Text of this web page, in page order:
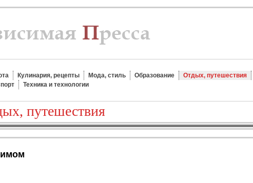
Кулинария, рецепты Мода, стиль Образование Отдых, путешествия
Техника и технологии
путешествия